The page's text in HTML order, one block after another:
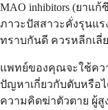
MAO inhibitors (ยา
ภาวะปัสสาวะคั่งรุนแ
ทราบกันดี ควรหลีกเลี่
แพทย์ของคุณจะใช้คว
ปัญหาเกี่ยวกับตับหรือ
ความคิดฆ่าตัวตาย ผู้สู